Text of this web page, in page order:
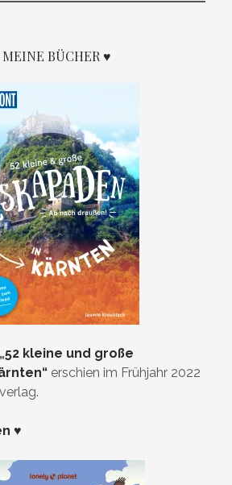
BÜCHER ♥
„52 kleine und große
erschien im Frühjahr 2022
♥